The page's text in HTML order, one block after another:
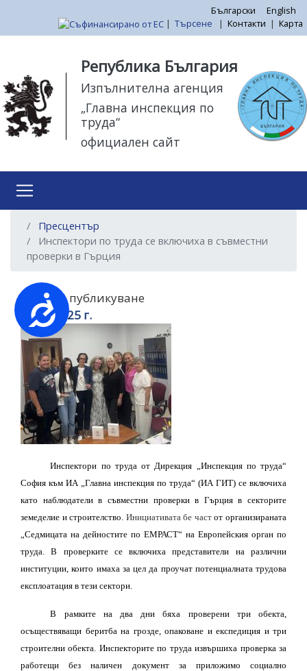
Достъпност
внимание:
Този
уебсайт
разполага
достъпност.
към
съдържание
Български
English
| Търсене | Контакти | Карта
Република България
Изпълнителна агенция
„Главна инспекция по
труда“
официален сайт
Пресцентър
Инспектори по труда се включиха в съвместни
проверки в Гърция
Дата на публикуване
03.10.2025 г.
Инспектори по труда от Дирекция „Инспекция по труда“
София към ИА „Главна инспекция по труда“ (ИА ГИТ) се включиха
като наблюдатели в съвместни проверки в Гърция в секторите
земеделие и строителство. Инициативата бе частот организираната
„Седмицата на дейностите по ЕМРАСТ“ на Европейския орган по
труда. В проверките се включиха представители на различни
институции, които имаха за цел да проучат потенциалната трудова
експлоатация в тези сектори.
В рамките на два дни бяха проверени три обекта,
осъществяващи беритба на грозде, опаковане и експедиция и три
строителни обекта. Инспекторите по труда извършиха проверка за
работещи без наличен документ за приложимо социално